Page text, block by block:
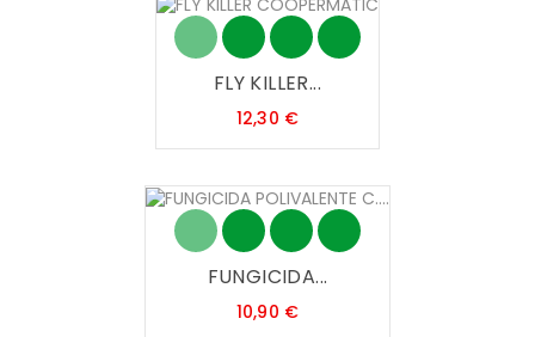
FLY KILLER...
12,30 €Precio
FUNGICIDA...
10,90 €Precio